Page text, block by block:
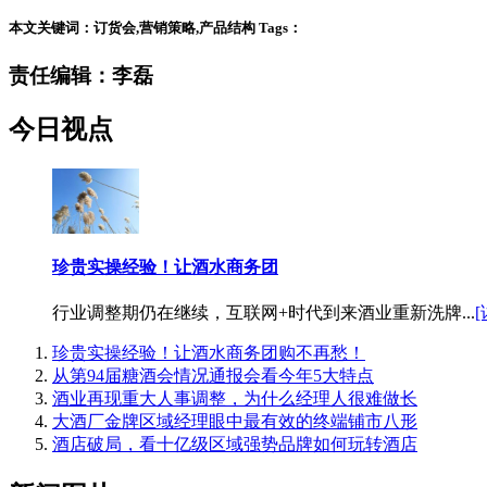
本文关键词：订货会,营销策略,产品结构 Tags：
责任编辑：李磊
今日视点
珍贵实操经验！让酒水商务团
行业调整期仍在继续，互联网+时代到来酒业重新洗牌...[
珍贵实操经验！让酒水商务团购不再愁！
从第94届糖酒会情况通报会看今年5大特点
酒业再现重大人事调整，为什么经理人很难做长
大酒厂金牌区域经理眼中最有效的终端铺市八形
酒店破局，看十亿级区域强势品牌如何玩转酒店